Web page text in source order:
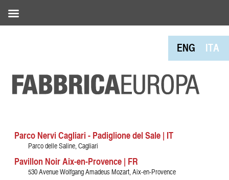
ENG ITA
Parco Nervi Cagliari - Padiglione del Sale | IT
Parco delle Saline, Cagliari
Pavillon Noir Aix-en-Provence | FR
530 Avenue Wolfgang Amadeus Mozart, Aix-en-Provence